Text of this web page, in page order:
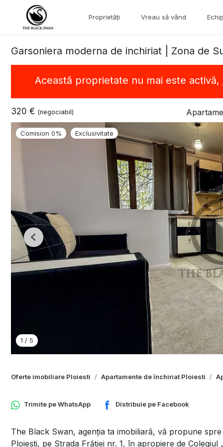
Proprietăți Vreau să vând
Garsoniera moderna de inchiriat | Zona de
Această proprietate nu mai este activă,
320 € (negociabil)
Comision 0% Exclusivitate
1 / 5
Previous
Oferte imobiliare Ploiesti Apartamente de închiriat Ploiesti
Trimite peWhatsApp Distribuie pe Facebook
The Black Swan, agenția ta imobiliară, vă propune
Ploiești, pe Strada Frăției nr. 1, în apropiere de Colegiul